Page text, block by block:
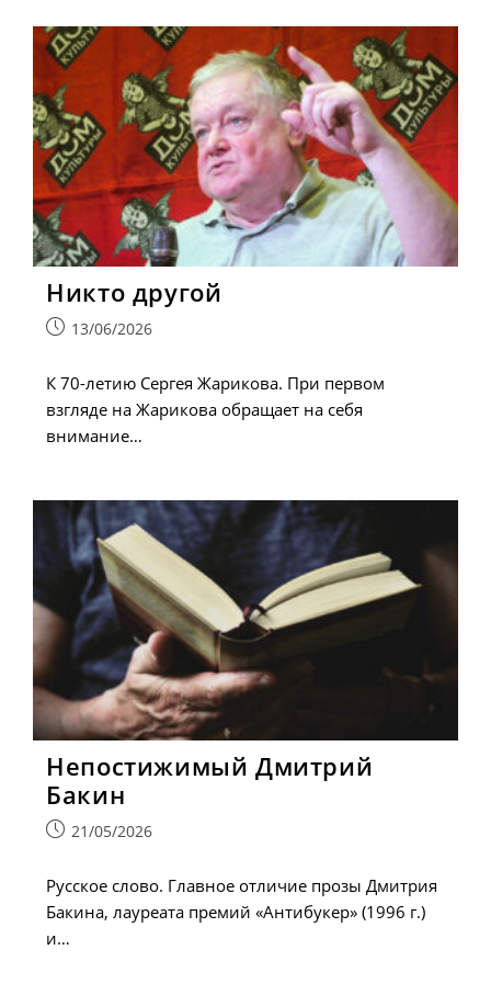
Никто другой
Запись13/06/2026
К 70-летию Сергея Жарикова. При первом
взгляде на Жарикова обращает на себя
внимание…
Непостижимый Дмитрий
Бакин
Запись21/05/2026
Русское слово. Главное отличие прозы Дмитрия
Бакина, лауреата премий «Антибукер» (1996 г.)
и…